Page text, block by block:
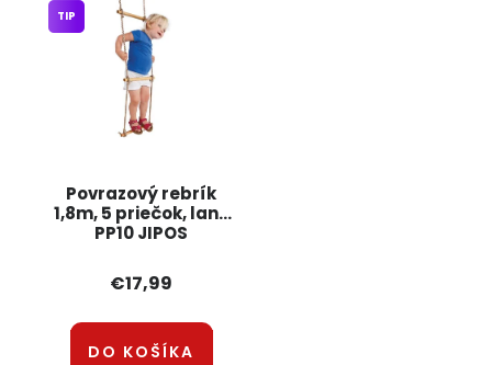
Povrazový rebrík
1,8m, 5 priečok, lano
PP10 JIPOS
TIP
€17,99
DO KOŠÍKA